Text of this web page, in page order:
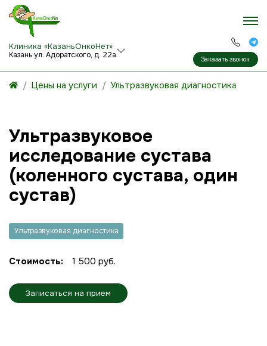
Клиника «КазаньОнкоНет»
Казань ул. Адоратского, д. 22а Заказать звонок
Цены на услуги Ультразвуковая диагностика
Ультразвуковое
исследование сустава
(коленного сустава, один
сустав)
Ультразвуковая диагностика
Стоимость: 1 500 руб.
Записаться на прием